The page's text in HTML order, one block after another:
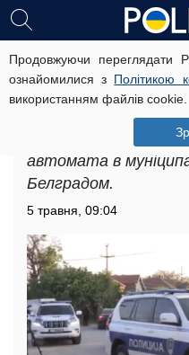
Продовжуючи переглядати
ознайомилися з Політикою
використанням файлів cookie.
Тіла лежать на
хлопець
не спійманий,
21-річний хлопець
автомата в
Белградом.
5 травня, 09:04